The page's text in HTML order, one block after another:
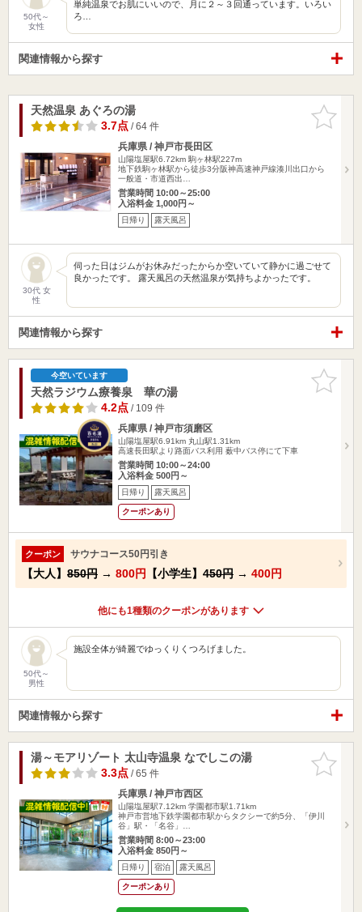
50代～
女性
単純温泉でお肌にいいので、月に２～３回通っています。いろい
ろ…
関連情報から探す
お気に入
りに追加
天然温泉 あぐろの湯
3.7点/ 64 件
兵庫県 / 神戸市長田区
山陽塩屋駅6.72km 駒ヶ林駅227m
地下鉄駒ヶ林駅から徒歩3分阪神高速神戸線湊川出口から
一般道・市道西出…
営業時間 10:00～25:00
入浴料金 1,000円～
日帰り 露天風呂
30代 女
性
伺った日はジムがお休みだったからか空いていて静かに過ごせて
良かったです。 露天風呂の天然温泉が気持ちよかったです。
関連情報から探す
お気に入
りに追加
今空いています
天然ラジウム療養泉 華の湯
4.2点/ 109 件
兵庫県 / 神戸市須磨区
山陽塩屋駅6.91km 丸山駅1.31km
高速長田駅より路面バス利用 薮中バス停にて下車
営業時間 10:00～24:00
入浴料金 500円～
日帰り 露天風呂
クーポンあり
クーポン サウナコース50円引き
【大人】 850円 → 800円 【小学生】 450円 → 400円
他にも1種類のクーポンがあります
50代～
男性
施設全体が綺麗でゆっくりくつろげました。
関連情報から探す
お気に入
りに追加
湯～モアリゾート 太山寺温泉 なでしこの湯
3.3点/ 65 件
兵庫県 / 神戸市西区
山陽塩屋駅7.12km 学園都市駅1.71km
神戸市営地下鉄学園都市駅からタクシーで約5分、「伊川
谷」駅・「名谷」…
営業時間 8:00～23:00
入浴料金 850円～
日帰り 宿泊 露天風呂
クーポンあり